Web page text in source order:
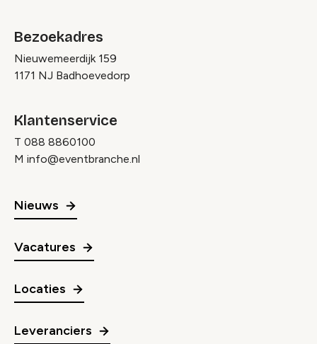
Bezoekadres
Nieuwemeerdijk 159
1171 NJ Badhoevedorp
Klantenservice
T 088 8860100
M info@eventbranche.nl
Nieuws
Vacatures
Locaties
Leveranciers